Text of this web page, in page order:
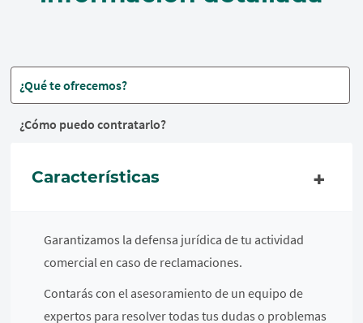
¿Qué te ofrecemos?
¿Cómo puedo contratarlo?
Características
Garantizamos la defensa jurídica de tu actividad
comercial en caso de reclamaciones.
Contarás con el asesoramiento de un equipo de
expertos para resolver todas tus dudas o problemas